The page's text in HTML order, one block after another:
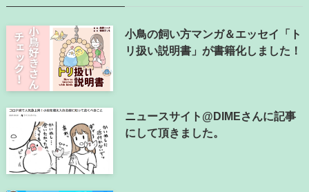
小鳥の飼い方マンガ＆エッセイ「ト
リ扱い説明書」が書籍化しました！
ニュースサイト@DIMEさんに記事
にして頂きました。